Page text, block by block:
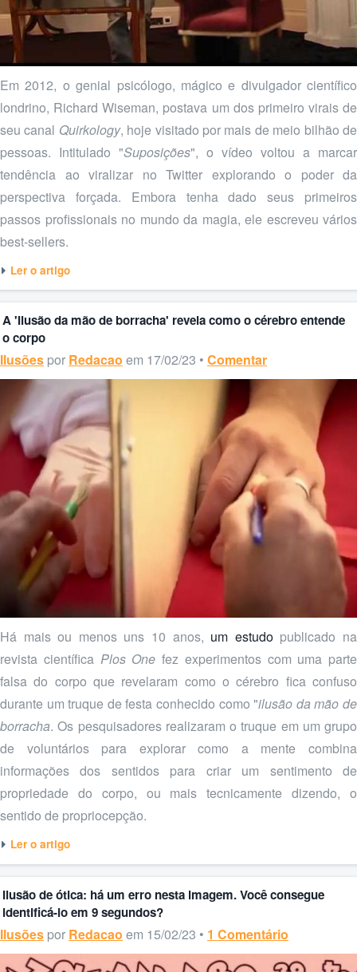
Em 2012, o genial psicólogo, mágico e divulgador científico
londrino, Richard Wiseman, postava um dos primeiro virais de
seu canal Quirkology, hoje visitado por mais de meio bilhão de
pessoas. Intitulado "Suposições", o vídeo voltou a marcar
tendência ao viralizar no Twitter explorando o poder da
perspectiva forçada. Embora tenha dado seus primeiros
passos profissionais no mundo da magia, ele escreveu vários
best-sellers.
Ler o artigo
A 'Ilusão da mão de borracha' revela como o cérebro entende
o corpo
Ilusões por Redacao em 17/02/23 • Comentar
Há mais ou menos uns 10 anos, um estudopublicado na
revista científica Plos One fez experimentos com uma parte
falsa do corpo que revelaram como o cérebro fica confuso
durante um truque de festa conhecido como "ilusão da mão de
borracha. Os pesquisadores realizaram o truque em um grupo
de voluntários para explorar como a mente combina
informações dos sentidos para criar um sentimento de
propriedade do corpo, ou mais tecnicamente dizendo, o
sentido de propriocepção.
Ler o artigo
Ilusão de ótica: há um erro nesta imagem. Você consegue
identificá-lo em 9 segundos?
Ilusões por Redacao em 15/02/23 • 1 Comentário